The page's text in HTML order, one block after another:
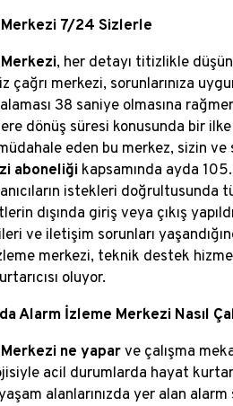
7/24 Sizlerle
, her detayı titizlikle
çağrı merkezi, sorunlarınıza
38 saniye olmasına
dönüş süresi konusunda bir
eden bu merkez, sizin
aboneliği kapsamında ayda
istekleri
dışında giriş veya çıkış
ve iletişim sorunları
merkezi, teknik destek
oluyor.
Alarm İzleme Merkezi Nasıl
ne yaparve çalışma
acil durumlarda hayat
alanlarınızda yer alan alarm